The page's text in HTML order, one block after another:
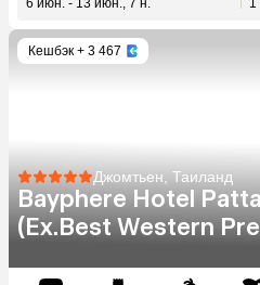
6 июн. - 13 июн., 7 н. 1
Кешбэк + 3 467
Джомтьен, Таиланд
Bayphere Hotel
(Ex.Best Western